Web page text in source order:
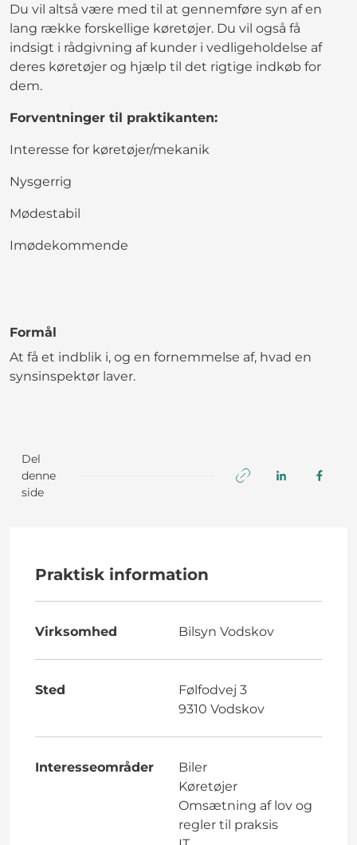
Du vil altså være med til at gennemføre syn af en
lang række forskellige køretøjer. Du vil også få
indsigt i rådgivning af kunder i vedligeholdelse af
deres køretøjer og hjælp til det rigtige indkøb for
dem.
Forventninger til praktikanten:
Interesse for køretøjer/mekanik
Nysgerrig
Mødestabil
Imødekommende
Formål
At få et indblik i, og en fornemmelse af, hvad en
synsinspektør laver.
Del
denne
side
Praktisk information
Virksomhed Bilsyn Vodskov
Sted
Følfodvej 3
9310 Vodskov
Interesseområder
Biler
Køretøjer
Omsætning af lov og
regler til praksis